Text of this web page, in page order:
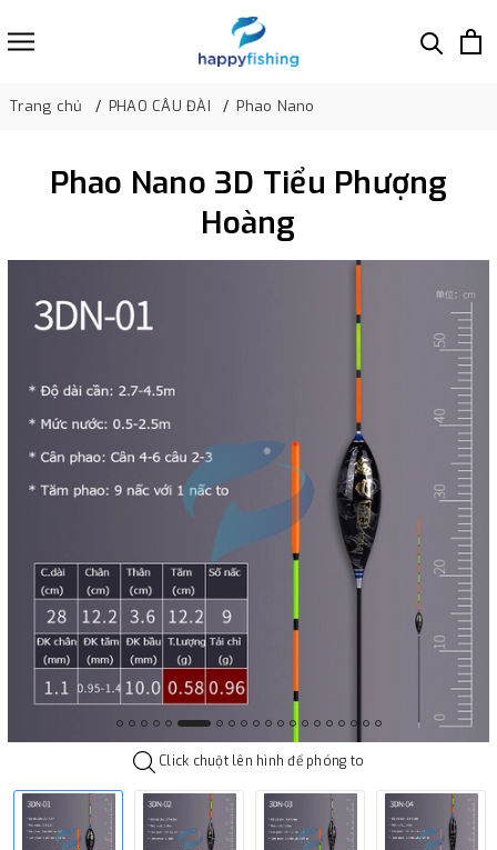
Trang chủ PHAO CÂU ĐÀI Phao Nano
Phao Nano 3D Tiểu Phượng
Hoàng
Click chuột lên hình để phóng to